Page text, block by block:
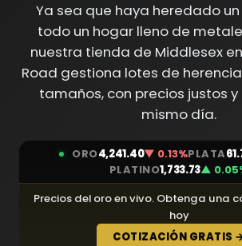
Ya sea que haya heredado
todo un hogar lleno de
nuestra tienda de Middlesex
Road gestiona lotes de
tamaños, con precios justos
mismo día.
ORO4,241.40▼ 0.13%PLATA
PLATINO1,733.73▲
Precios del oro en vivo. Obtenga una
hoy
COTIZACIÓN GRATIS